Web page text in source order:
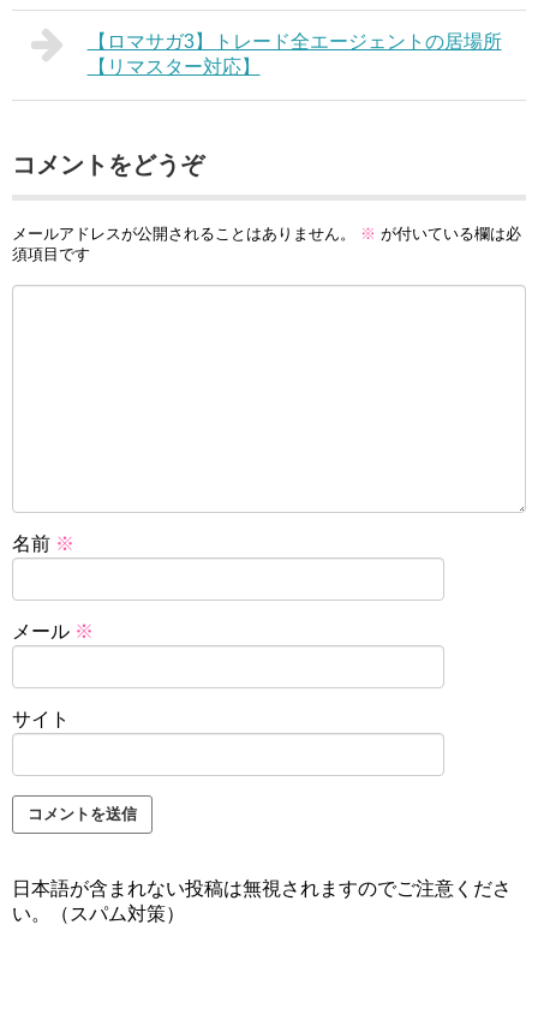
【ロマサガ3】トレード全エージェントの居場所
【リマスター対応】
コメントをどうぞ
メールアドレスが公開されることはありません。 ※ が付いている欄は必
須項目です
名前 ※
メール ※
サイト
日本語が含まれない投稿は無視されますのでご注意くださ
い。（スパム対策）